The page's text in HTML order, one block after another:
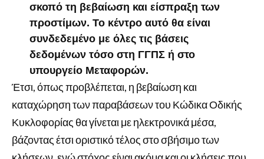
σκοπό τη βεβαίωση και είσπραξη των
προστίμων. Το κέντρο αυτό θα είναι
συνδεδεμένο με όλες τις βάσεις
δεδομένων τόσο στη ΓΓΠΣ ή στο
υπουργείο Μεταφορών.
Έτσι, όπως προβλέπεται, η βεβαίωση και
καταχώρηση των παραβάσεων του Κώδικα Οδικής
Κυκλοφορίας θα γίνεται με ηλεκτρονικά μέσα,
βάζοντας έτσι οριστικό τέλος στο σβήσιμο των